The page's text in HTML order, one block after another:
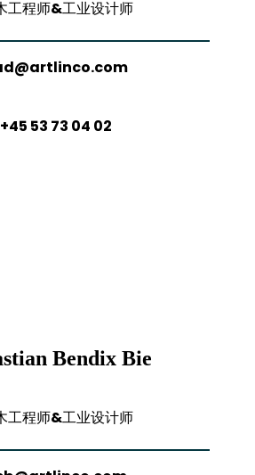
工程师&工业设计师
+45 53 73 04 02
Bendix Bie
工程师&工业设计师